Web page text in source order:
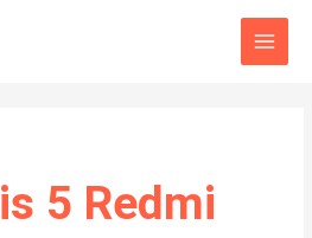
Main
5 Redmi